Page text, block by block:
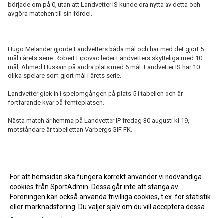
började om på 0, utan att Landvetter IS kunde dra nytta av detta och
avgöra matchen till sin fördel.
Hugo Melander gjorde Landvetters båda mål och har med det gjort 5
mål i årets serie. Robert Lipovac leder Landvetters skytteliga med 10
mål, Ahmed Hussain på andra plats med 6 mål. Landvetter IS har 10
olika spelare som gjort mål i årets serie.
Landvetter gick in i spelomgången på plats 5 i tabellen och är
fortfarande kvar på femteplatsen.
Nästa match är hemma på Landvetter IP fredag 30 augusti kl 19,
motståndare är tabellettan Varbergs GIF FK.
<< Tillbaka
För att hemsidan ska fungera korrekt använder vi nödvändiga
cookies från SportAdmin. Dessa går inte att stänga av.
Föreningen kan också använda frivilliga cookies, t.ex. för statistik
eller marknadsföring. Du väljer själv om du vill acceptera dessa.